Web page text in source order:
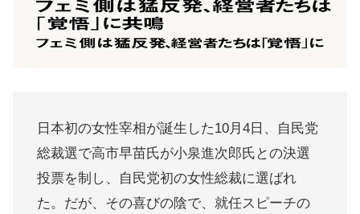
日本初の女性宰相が誕生した10月4日、自民党
総裁選で高市早苗氏が小泉進次郎氏との決選
投票を制し、自民党初の女性総裁に選ばれ
た。だが、その喜びの陰で、就任スピーチの